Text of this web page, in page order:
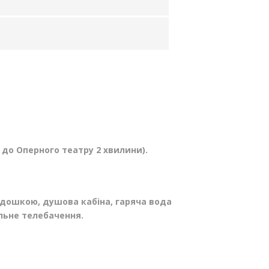
Оперного театру 2 хвилини).
душова кабіна, гаряча вода
телебачення.